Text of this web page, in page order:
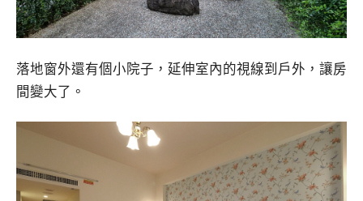
落地窗外還有個小院子，延伸室內的視線到戶外，讓房
間變大了。